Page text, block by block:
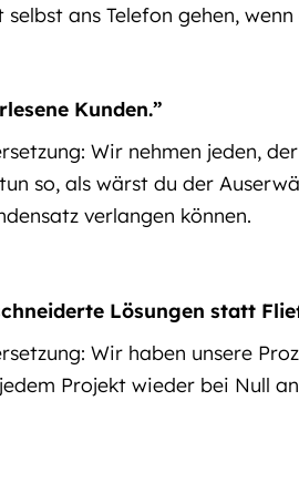
selbst ans Telefon gehen,
Kunden.”
Wir nehmen jeden,
so, als wärst du der
verlangen können.
Lösungen statt
Wir haben unsere
Projekt wieder bei Null